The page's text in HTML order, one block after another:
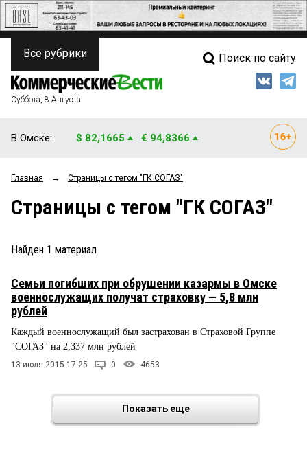
ПОЛИТИКА
ФИНАНСЫ
ОБЩЕСТВО
ЗАКОН
НОВОСТИ КОМПАНИЙ
ПРОИСШЕСТВИЯ
СТИЛЬ ЖИЗНИ
Свежий выпуск
Мнения
Рейтинги
Все рубрики Поиск по сайту
Суббота, 8 Августа
В Омске: $ 82,1665 € 94,8366
Главная → Страницы c тегом "ГК СОГАЗ"
Страницы c тегом "ГК СОГАЗ"
Найден 1 материал
Семьи погибших при обрушении казармы в Омске
военнослужащих получат страховку — 5,8 млн
рублей
Каждый военнослужащий был застрахован в Страховой Группе
"СОГАЗ" на 2,337 млн рублей
13 июля 2015 17:25 0 4653
Показать еще